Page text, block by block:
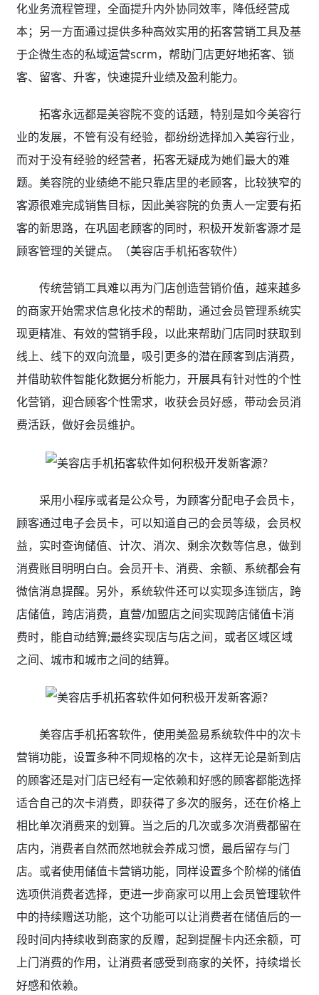
化业务流程管理，全面提升内外协同效率，降低经营成
本；另一方面通过提供多种高效实用的拓客营销工具及基
于企微生态的私域运营scrm，帮助门店更好地拓客、锁
客、留客、升客，快速提升业绩及盈利能力。
拓客永远都是美容院不变的话题，特别是如今美容行
业的发展，不管有没有经验，都纷纷选择加入美容行业，
而对于没有经验的经营者，拓客无疑成为她们最大的难
题。美容院的业绩绝不能只靠店里的老顾客，比较狭窄的
客源很难完成销售目标，因此美容院的负责人一定要有拓
客的新思路，在巩固老顾客的同时，积极开发新客源才是
顾客管理的关键点。（美容店手机拓客软件）
传统营销工具难以再为门店创造营销价值，越来越多
的商家开始需求信息化技术的帮助，通过会员管理系统实
现更精准、有效的营销手段，以此来帮助门店同时获取到
线上、线下的双向流量，吸引更多的潜在顾客到店消费，
并借助软件智能化数据分析能力，开展具有针对性的个性
化营销，迎合顾客个性需求，收获会员好感，带动会员消
费活跃，做好会员维护。
采用小程序或者是公众号，为顾客分配电子会员卡，
顾客通过电子会员卡，可以知道自己的会员等级，会员权
益，实时查询储值、计次、消次、剩余次数等信息，做到
消费账目明明白白。会员开卡、消费、余额、系统都会有
微信消息提醒。另外，系统软件还可以实现多连锁店，跨
店储值，跨店消费，直营/加盟店之间实现跨店储值卡消
费时，能自动结算;最终实现店与店之间，或者区域区域
之间、城市和城市之间的结算。
美容店手机拓客软件，使用美盈易系统软件中的次卡
营销功能，设置多种不同规格的次卡，这样无论是新到店
的顾客还是对门店已经有一定依赖和好感的顾客都能选择
适合自己的次卡消费，即获得了多次的服务，还在价格上
相比单次消费来的划算。当之后的几次或多次消费都留在
店内，消费者自然而然地就会养成习惯，最后留存与门
店。或者使用储值卡营销功能，同样设置多个阶梯的储值
选项供消费者选择，更进一步商家可以用上会员管理软件
中的持续赠送功能，这个功能可以让消费者在储值后的一
段时间内持续收到商家的反赠，起到提醒卡内还余额，可
上门消费的作用，让消费者感受到商家的关怀，持续增长
好感和依赖。